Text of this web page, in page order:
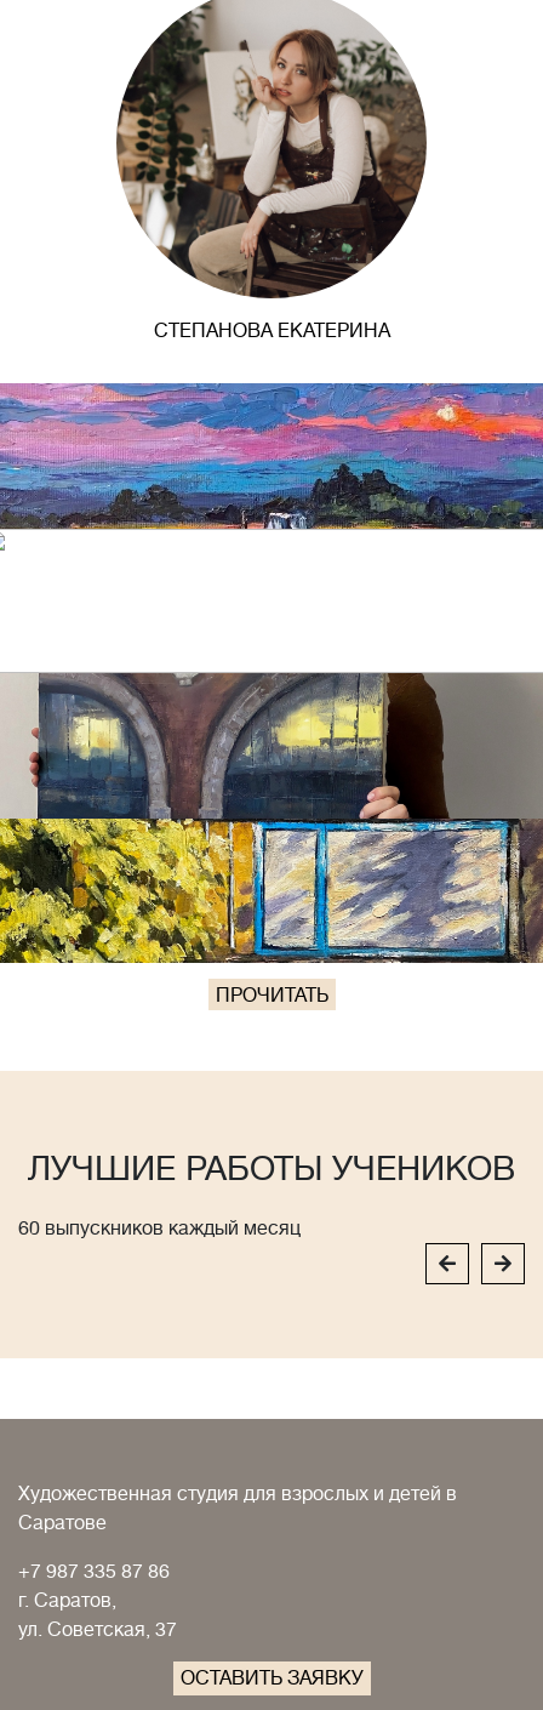
СТЕПАНОВА ЕКАТЕРИНА
ПРОЧИТАТЬ
ЛУЧШИЕ РАБОТЫ УЧЕНИКОВ
60 выпускников каждый месяц
Художественная студия для взрослых и детей в
Саратове
+7 987 335 87 86
г. Саратов,
ул. Советская, 37
ОСТАВИТЬ ЗАЯВКУ